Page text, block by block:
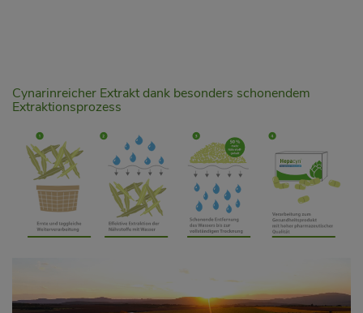
Cynarinreicher Extrakt dank besonders schonendem
Extraktionsprozess